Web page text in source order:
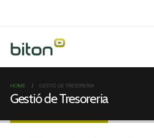
HOME GESTIÓ DE TRESORERIA
Gestió de Tresoreria